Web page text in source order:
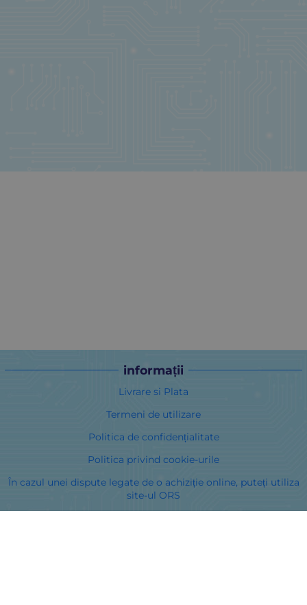
informații
Livrare si Plata
Termeni de utilizare
Politica de confidențialitate
Politica privind cookie-urile
În cazul unei dispute legate de o achiziție online, puteți utiliza
site-ul ORS